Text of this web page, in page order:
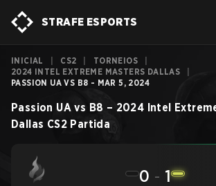
STRAFE ESPORTS
INICIAL CS2 TORNEIOS
2024 INTEL EXTREME MASTERS DALLAS
PASSION UA VS B8 - MAR 5, 2024
Passion UA vs B8 – 2024 Intel
Dallas CS2 Partida
0 - 1